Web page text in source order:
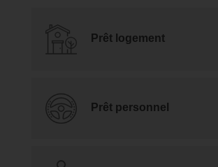
Prêt logement
Prêt personnel